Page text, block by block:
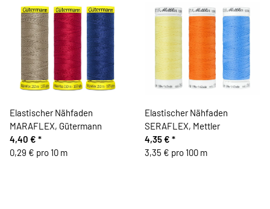
Elastischer Nähfaden
MARAFLEX, Gütermann
4,40 € *
0,29 € pro 10 m
Elastischer Nähfaden
SERAFLEX, Mettler
4,35 € *
3,35 € pro 100 m